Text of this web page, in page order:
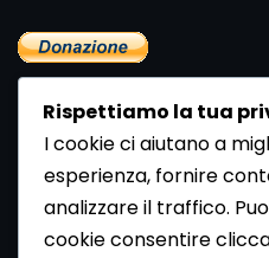
Newsletter
Rispettiamo la tua
I cookie ci aiutano a
esperienza, fornire
analizzare il traffico.
cookie consentire